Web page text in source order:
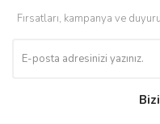
Fırsatları, kampanya ve